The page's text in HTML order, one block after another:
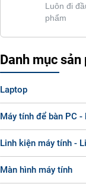
Luôn đi
phẩm
Danh mục sản
Laptop
Máy tính để bàn PC -
Linh kiện máy tính -
Màn hình máy tính